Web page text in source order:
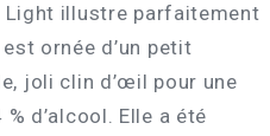
Light illustre parfaitement
ornée d’un petit
joli clin d’œil pour une
d’alcool. Elle a été